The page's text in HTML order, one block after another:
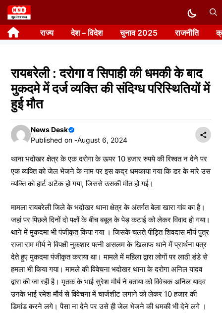
Skip
to
content राज्य देश – विदेश चुनाव 2025 राजनीति
रायबरेली : दरोगा व सिपाही की धमकी के बाद
मुकदमे में दर्ज व्यक्ति की संदिग्ध परिस्थितियों में
हुई मौत
News Desk
Published on -August 6, 2024
थाना भदोखर क्षेत्र के एक दरोगा के ऊपर 10 हजार रुपये की रिश्वत न देने पर
एक व्यक्ति को जेल भेजने के नाम पर इस कद्र धमकाया गया कि डर के मारे उस
व्यक्ति को हार्ट अटैक हो गया, जिससे उसकी मौत हो गई।
मामला रायबरेली जिले के भदोखर थाना क्षेत्र के अंतर्गत बेला खारा गांव का है।
जहां पर पिछले दिनों दो पक्षों के बीच बबूल के पेड़ कटाई को लेकर विवाद हो गया।
थाने में मुकदमा भी पंजीकृत किया गया । जिसके चलते पीड़ित शिवदास मौर्य पुत्र
राजा राम मौर्य ने विपक्षी नुकशार पत्नी असलम के खिलाफ थाने में प्रार्थना पत्र
देते हुए मुकदमा पंजीकृत कराया था। मामले में महिला द्वारा लोगों पर लाठी डंडे से
हमला भी किया गया। मामले की विवेचना भदोखर थाना के दरोगा अनिल यादव
द्वारा की जा रही है। मृतक के भाई सुरेश मौर्य ने बताया को विवेचक अनिल यादव
उनके भाई रमेश मौर्य से विवेचना में चार्जशीट लगाने को लेकर 10 हजार की
डिमांड करने लगे। पैसा ना देने पर उसे ही जेल भेजने की धमकी भी देने लगे ।